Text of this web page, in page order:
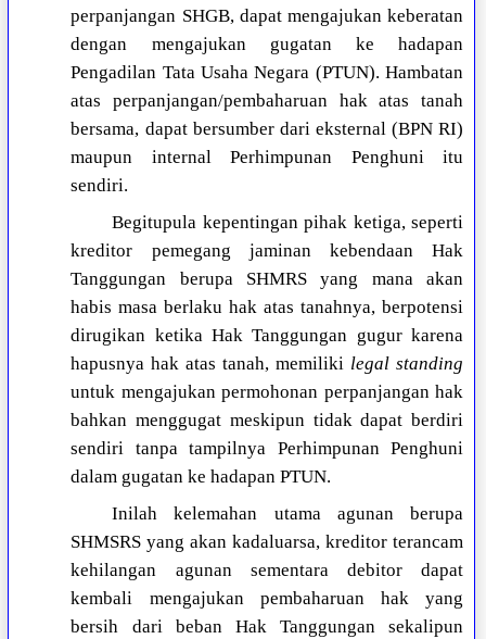
perpanjangan SHGB, dapat mengajukan keberatan
dengan mengajukan gugatan ke hadapan
Pengadilan Tata Usaha Negara (PTUN). Hambatan
atas perpanjangan/pembaharuan hak atas tanah
bersama, dapat bersumber dari eksternal (BPN RI)
maupun internal Perhimpunan Penghuni itu
sendiri.
Begitupula kepentingan pihak ketiga, seperti
kreditor pemegang jaminan kebendaan Hak
Tanggungan berupa SHMRS yang mana akan
habis masa berlaku hak atas tanahnya, berpotensi
dirugikan ketika Hak Tanggungan gugur karena
hapusnya hak atas tanah, memiliki legal standing
untuk mengajukan permohonan perpanjangan hak
bahkan menggugat meskipun tidak dapat berdiri
sendiri tanpa tampilnya Perhimpunan Penghuni
dalam gugatan ke hadapan PTUN.
Inilah kelemahan utama agunan berupa
SHMSRS yang akan kadaluarsa, kreditor terancam
kehilangan agunan sementara debitor dapat
kembali mengajukan pembaharuan hak yang
bersih dari beban Hak Tanggungan sekalipun